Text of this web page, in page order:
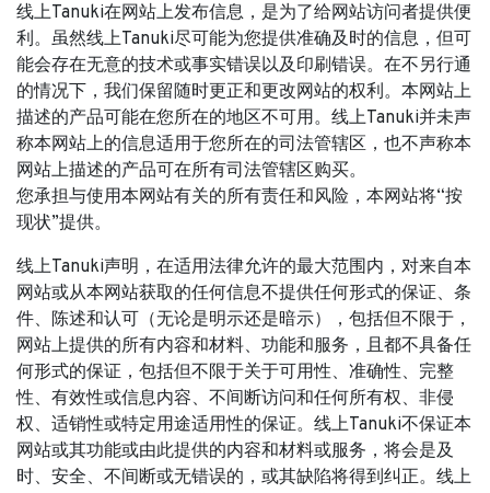
线上Tanuki在网站上发布信息，是为了给网站访问者提供便
利。虽然线上Tanuki尽可能为您提供准确及时的信息，但可
能会存在无意的技术或事实错误以及印刷错误。在不另行通
的情况下，我们保留随时更正和更改网站的权利。本网站上
描述的产品可能在您所在的地区不可用。线上Tanuki并未声
称本网站上的信息适用于您所在的司法管辖区，也不声称本
网站上描述的产品可在所有司法管辖区购买。
您承担与使用本网站有关的所有责任和风险，本网站将“按
现状”提供。
线上Tanuki声明，在适用法律允许的最大范围内，对来自本
网站或从本网站获取的任何信息不提供任何形式的保证、条
件、陈述和认可（无论是明示还是暗示），包括但不限于，
网站上提供的所有内容和材料、功能和服务，且都不具备任
何形式的保证，包括但不限于关于可用性、准确性、完整
性、有效性或信息内容、不间断访问和任何所有权、非侵
权、适销性或特定用途适用性的保证。线上Tanuki不保证本
网站或其功能或由此提供的内容和材料或服务，将会是及
时、安全、不间断或无错误的，或其缺陷将得到纠正。线上